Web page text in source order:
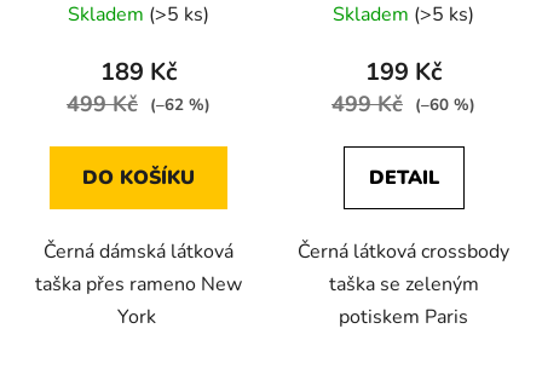
Skladem (>5 ks)
189 Kč
499 Kč (–62 %)
DO KOŠÍKU
Černá dámská látková
taška přes rameno New
York
Skladem (>5 ks)
199 Kč
499 Kč (–60 %)
DETAIL
Černá látková crossbody
taška se zeleným
potiskem Paris